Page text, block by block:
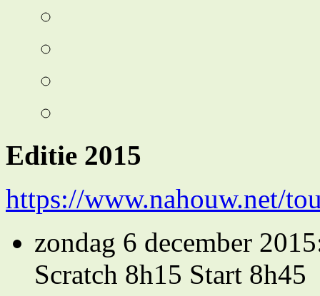
Editie 2015
https://www.nahouw.net/
zondag 6 december
Scratch 8h15 Start 8h45